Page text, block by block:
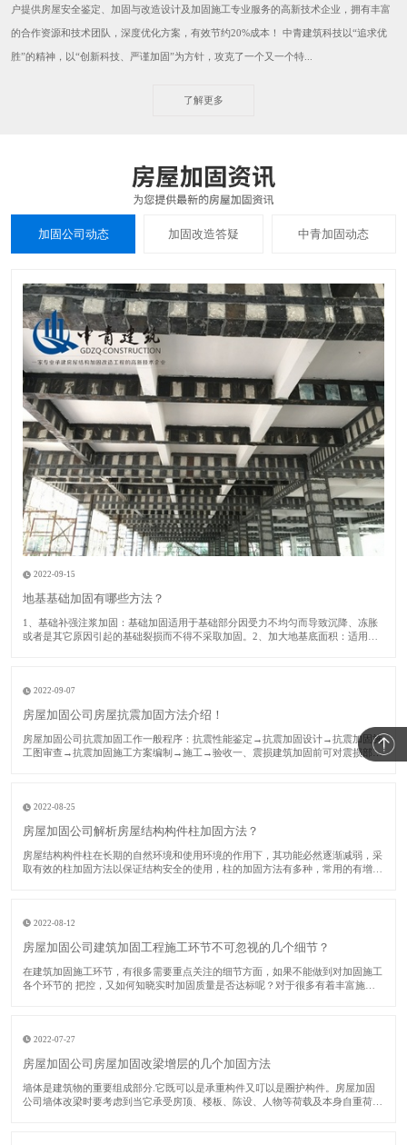
户提供房屋安全鉴定、加固与改造设计及加固施工专业服务的高新技术企业，拥有丰富
的合作资源和技术团队，深度优化方案，有效节约20%成本！ 中青建筑科技以“追求优
胜”的精神，以“创新科技、严谨加固”为方针，攻克了一个又一个特...
了解更多
加固公司动态 加固改造答疑 中青加固动态
2022-09-15
地基基础加固有哪些方法？
1​、基础补强注浆加固：基础加固适用于基础部分因受力不均匀而导致沉降、冻胀
或者是其它原因引起的基础裂损而不得不采取加固。2、加大地基底面积：适用于
2022-09-07
房屋加固公司房屋抗震加固方法介绍！
​房屋加固公司抗震加固工作一般程序：抗震性能鉴定→抗震加固设计→抗震加固施
工图审查→抗震加固施工方案编制→施工→验收一、震损建筑加固前可对震损部
2022-08-25
房屋加固公司解析房屋结构构件柱加固方法？
​房屋结构构件柱在长期的自然环境和使用环境的作用下，其功能必然逐渐减弱，采
取有效的柱加固方法以保证结构安全的使用，柱的加固方法有多种，常用的有增大
2022-08-12
房屋加固公司建筑加固工程施工环节不可忽视的几个细节？
​在建筑加固施工环节，有很多需要重点关注的细节方面，如果不能做到对加固施工
各个环节的 把控，又如何知晓实时加固质量是否达标呢？对于很多有着丰富施工
2022-07-27
房屋加固公司房屋加固改梁增层的几个加固方法
​墙体是建筑物的重要组成部分.它既可以是承重构件又叮以是圈护构件。房屋加固
公司墙体改梁时要考虑到当它承受房顶、楼板、陈设、人物等荷载及本身自重荷